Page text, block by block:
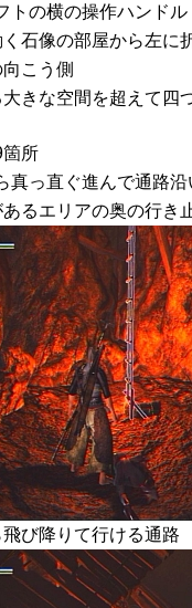
トの横の操作ハンドル
石像の部屋から左に
こう側
きな空間を超えて四
所
真っ直ぐ進んで通路沿
るエリアの奥の行き
び降りて行ける通路